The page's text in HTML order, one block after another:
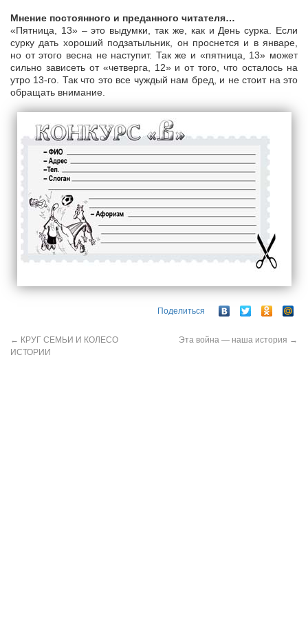
Мнение постоянного и преданного читателя…
«Пятница, 13» – это выдумки, так же, как и День сурка. Если
сурку дать хороший подзатыльник, он проснется и в январе,
но от этого весна не наступит. Так же и «пятница, 13» может
сильно зависеть от «четверга, 12» и от того, что осталось на
утро 13-го. Так что это все чуждый нам бред, и не стоит на это
обращать внимание.
Поделиться
← КРУГ СЕМЬИ И КОЛЕСО
ИСТОРИИ
Эта война — наша история →